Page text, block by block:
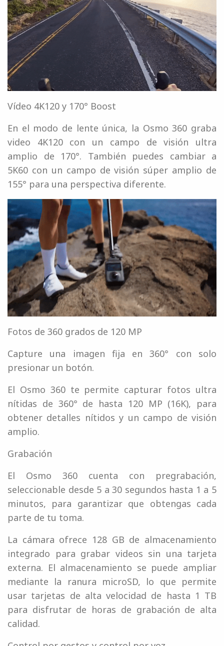
Vídeo 4K120 y 170° Boost
En el modo de lente única, la Osmo 360 graba
video 4K120 con un campo de visión ultra
amplio de 170°. También puedes cambiar a
5K60 con un campo de visión súper amplio de
155° para una perspectiva diferente.
Fotos de 360 ​​grados de 120 MP
Capture una imagen fija en 360° con solo
presionar un botón.
El Osmo 360 te permite capturar fotos ultra
nítidas de 360° de hasta 120 MP (16K), para
obtener detalles nítidos y un campo de visión
amplio.
Grabación
El Osmo 360 cuenta con pregrabación,
seleccionable desde 5 a 30 segundos hasta 1 a 5
minutos, para garantizar que obtengas cada
parte de tu toma.
La cámara ofrece 128 GB de almacenamiento
integrado para grabar videos sin una tarjeta
externa. El almacenamiento se puede ampliar
mediante la ranura microSD, lo que permite
usar tarjetas de alta velocidad de hasta 1 TB
para disfrutar de horas de grabación de alta
calidad.